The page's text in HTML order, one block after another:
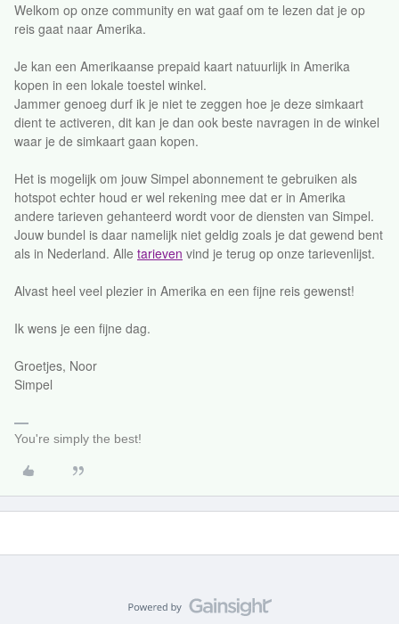
Welkom op onze community en wat gaaf om te lezen dat je op
reis gaat naar Amerika.
Je kan een Amerikaanse prepaid kaart natuurlijk in Amerika
kopen in een lokale toestel winkel.
Jammer genoeg durf ik je niet te zeggen hoe je deze simkaart
dient te activeren, dit kan je dan ook beste navragen in de winkel
waar je de simkaart gaan kopen.
Het is mogelijk om jouw Simpel abonnement te gebruiken als
hotspot echter houd er wel rekening mee dat er in Amerika
andere tarieven gehanteerd wordt voor de diensten van Simpel.
Jouw bundel is daar namelijk niet geldig zoals je dat gewend bent
als in Nederland. Alle tarieven vind je terug op onze tarievenlijst.
Alvast heel veel plezier in Amerika en een fijne reis gewenst!
Ik wens je een fijne dag.
Groetjes, Noor
Simpel
You're simply the best!